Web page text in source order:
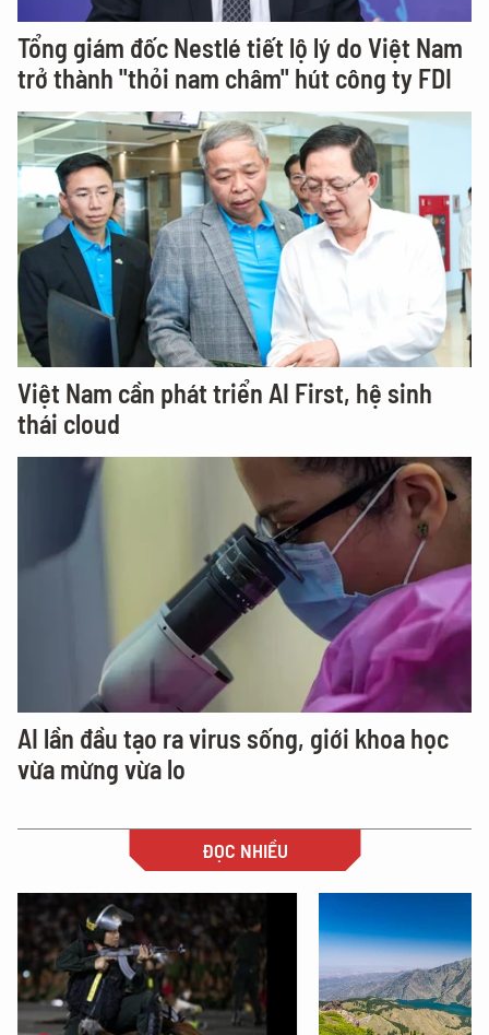
Tổng giám đốc Nestlé tiết lộ lý do Việt Nam
trở thành "thỏi nam châm" hút công ty FDI
Việt Nam cần phát triển AI First, hệ sinh
thái cloud
AI lần đầu tạo ra virus sống, giới khoa học
vừa mừng vừa lo
ĐỌC NHIỀU